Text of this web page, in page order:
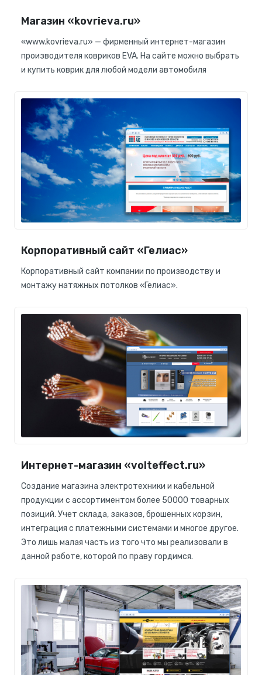
Магазин «kovrieva.ru»
«www.kovrieva.ru» — фирменный интернет-магазин
производителя ковриков EVA. На сайте можно выбрать
и купить коврик для любой модели автомобиля
Корпоративный сайт «Гелиас»
Корпоративный сайт компании по производству и
монтажу натяжных потолков «Гелиас».
Интернет-магазин «volteffect.ru»
Создание магазина электротехники и кабельной
продукции с ассортиментом более 50000 товарных
позиций. Учет склада, заказов, брошенных корзин,
интеграция с платежными системами и многое другое.
Это лишь малая часть из того что мы реализовали в
данной работе, которой по праву гордимся.